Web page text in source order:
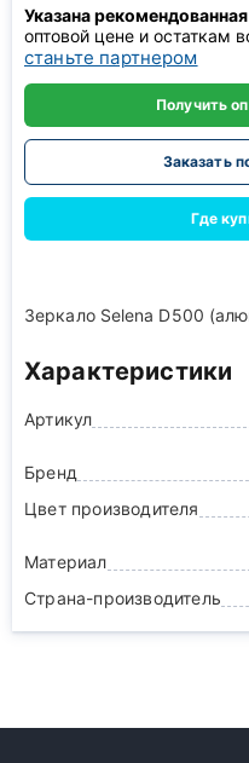
Указана
оптовой цене и остаткам
станьте партнером
Получить
Заказать
Где
Зеркало Selena D500
Характеристики
Артикул
Бренд
Цвет производителя
Материал
Страна-производитель